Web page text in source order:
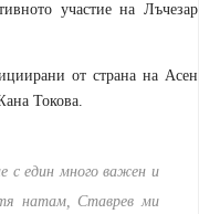
участие на Лъчезар
от страна на Асен
Токова.
с един много важен и
натам, Ставрев ми